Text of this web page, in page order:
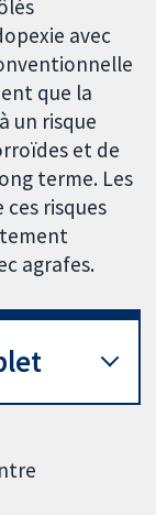
avec
que la
un risque
et de
terme. Les
risques
agrafes.